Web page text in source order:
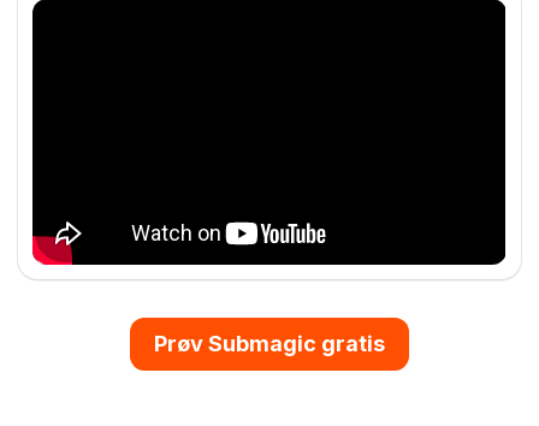
Prøv Submagic gratis